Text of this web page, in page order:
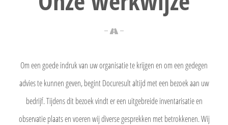
Om een goede indruk van uw organisatie te krijgen en om een gedegen
advies te kunnen geven, begint Docuresult altijd met een bezoek aan uw
bedrijf. Tijdens dit bezoek vindt er een uitgebreide inventarisatie en
observatie plaats en voeren wij diverse gesprekken met betrokkenen. Wij